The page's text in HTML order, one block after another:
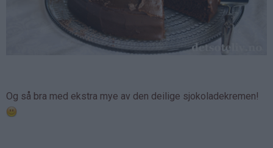
Og så bra med ekstra mye av den deilige sjokoladekremen!